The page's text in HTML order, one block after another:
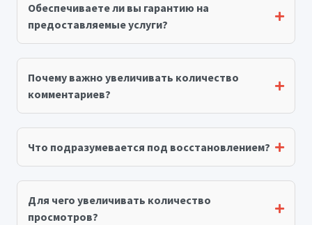
Обеспечиваете ли вы гарантию на
предоставляемые услуги?
Почему важно увеличивать количество
комментариев?
Что подразумевается под восстановлением?
Для чего увеличивать количество
просмотров?